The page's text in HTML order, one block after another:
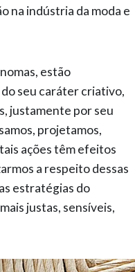
na indústria da moda e
estão
seu caráter criativo,
justamente por seu
projetamos,
ações têm efeitos
a respeito dessas
estratégias do
justas, sensíveis,